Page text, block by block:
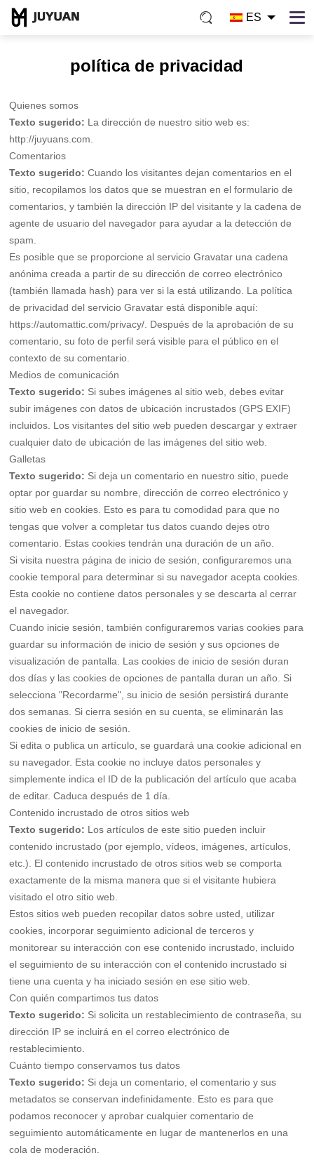
ES
política de privacidad
Quienes somos
Texto sugerido: La dirección de nuestro sitio web es:
http://juyuans.com.
Comentarios
Texto sugerido:Cuando los visitantes dejan comentarios en el
sitio, recopilamos los datos que se muestran en el formulario de
comentarios, y también la dirección IP del visitante y la cadena de
agente de usuario del navegador para ayudar a la detección de
spam.
Es posible que se proporcione al servicio Gravatar una cadena
anónima creada a partir de su dirección de correo electrónico
(también llamada hash) para ver si la está utilizando. La política
de privacidad del servicio Gravatar está disponible aquí:
https://automattic.com/privacy/. Después de la aprobación de su
comentario, su foto de perfil será visible para el público en el
contexto de su comentario.
Medios de comunicación
Texto sugerido: Si subes imágenes al sitio web, debes evitar
subir imágenes con datos de ubicación incrustados (GPS EXIF)
incluidos. Los visitantes del sitio web pueden descargar y extraer
cualquier dato de ubicación de las imágenes del sitio web.
Galletas
Texto sugerido: Si deja un comentario en nuestro sitio, puede
optar por guardar su nombre, dirección de correo electrónico y
sitio web en cookies. Esto es para tu comodidad para que no
tengas que volver a completar tus datos cuando dejes otro
comentario. Estas cookies tendrán una duración de un año.
Si visita nuestra página de inicio de sesión, configuraremos una
cookie temporal para determinar si su navegador acepta cookies.
Esta cookie no contiene datos personales y se descarta al cerrar
el navegador.
Cuando inicie sesión, también configuraremos varias cookies para
guardar su información de inicio de sesión y sus opciones de
visualización de pantalla. Las cookies de inicio de sesión duran
dos días y las cookies de opciones de pantalla duran un año. Si
selecciona "Recordarme", su inicio de sesión persistirá durante
dos semanas. Si cierra sesión en su cuenta, se eliminarán las
cookies de inicio de sesión.
Si edita o publica un artículo, se guardará una cookie adicional en
su navegador. Esta cookie no incluye datos personales y
simplemente indica el ID de la publicación del artículo que acaba
de editar. Caduca después de 1 día.
Contenido incrustado de otros sitios web
Texto sugerido: Los artículos de este sitio pueden incluir
contenido incrustado (por ejemplo, vídeos, imágenes, artículos,
etc.). El contenido incrustado de otros sitios web se comporta
exactamente de la misma manera que si el visitante hubiera
visitado el otro sitio web.
Estos sitios web pueden recopilar datos sobre usted, utilizar
cookies, incorporar seguimiento adicional de terceros y
monitorear su interacción con ese contenido incrustado, incluido
el seguimiento de su interacción con el contenido incrustado si
tiene una cuenta y ha iniciado sesión en ese sitio web.
Con quién compartimos tus datos
Texto sugerido: Si solicita un restablecimiento de contraseña, su
dirección IP se incluirá en el correo electrónico de
restablecimiento.
Cuánto tiempo conservamos tus datos
Texto sugerido: Si deja un comentario, el comentario y sus
metadatos se conservan indefinidamente. Esto es para que
podamos reconocer y aprobar cualquier comentario de
seguimiento automáticamente en lugar de mantenerlos en una
cola de moderación.